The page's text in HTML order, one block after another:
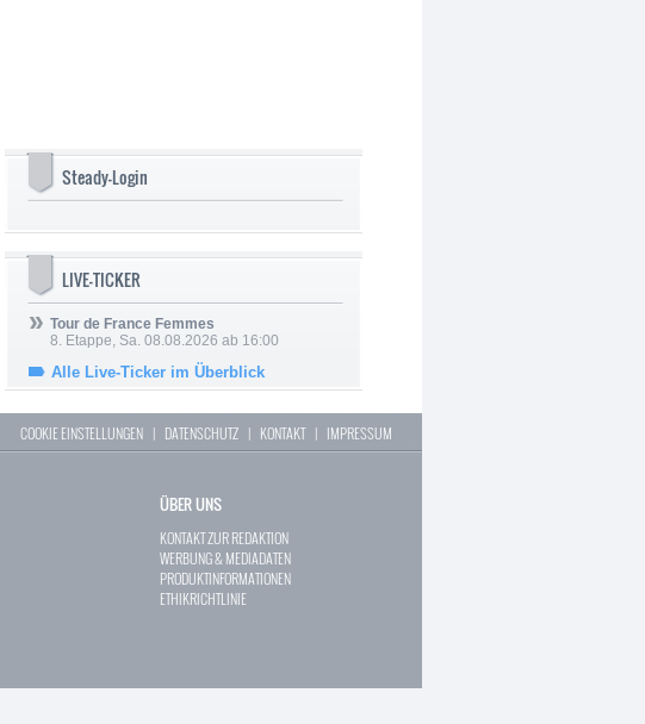
Steady-Login
LIVE-TICKER
Tour de France Femmes
8. Etappe, Sa. 08.08.2026 ab 16:00
Alle Live-Ticker im Überblick
COOKIE EINSTELLUNGEN | DATENSCHUTZ | KONTAKT| IMPRESSUM
ÜBER UNS
KONTAKT ZUR REDAKTION
WERBUNG & MEDIADATEN
PRODUKTINFORMATIONEN
ETHIKRICHTLINIE